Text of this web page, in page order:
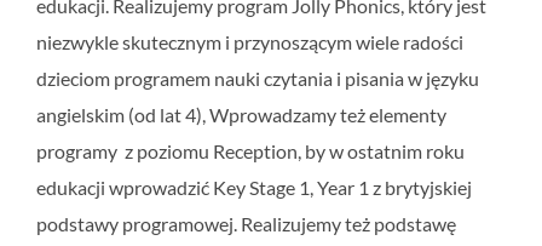
edukacji. Realizujemy program Jolly Phonics, który jest
niezwykle skutecznym i przynoszącym wiele radości
dzieciom programem nauki czytania i pisania w języku
angielskim (od lat 4), Wprowadzamy też elementy
programy z poziomu Reception, by w ostatnim roku
edukacji wprowadzić Key Stage 1, Year 1 z brytyjskiej
podstawy programowej. Realizujemy też podstawę